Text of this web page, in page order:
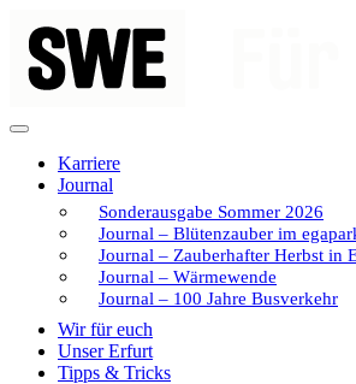
Inhalt
springen
Karriere
Journal
Sonderausgabe Sommer 2026
Journal – Blütenzauber im
Journal – Zauberhafter Herbst in
Journal – Wärmewende
Journal – 100 Jahre Busverkehr
Wir für euch
Unser Erfurt
Tipps & Tricks